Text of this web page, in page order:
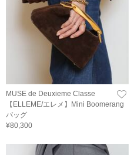
MUSE de Deuxieme Classe
【ELLEME/エレメ】Mini Boomerang
バッグ
¥80,300